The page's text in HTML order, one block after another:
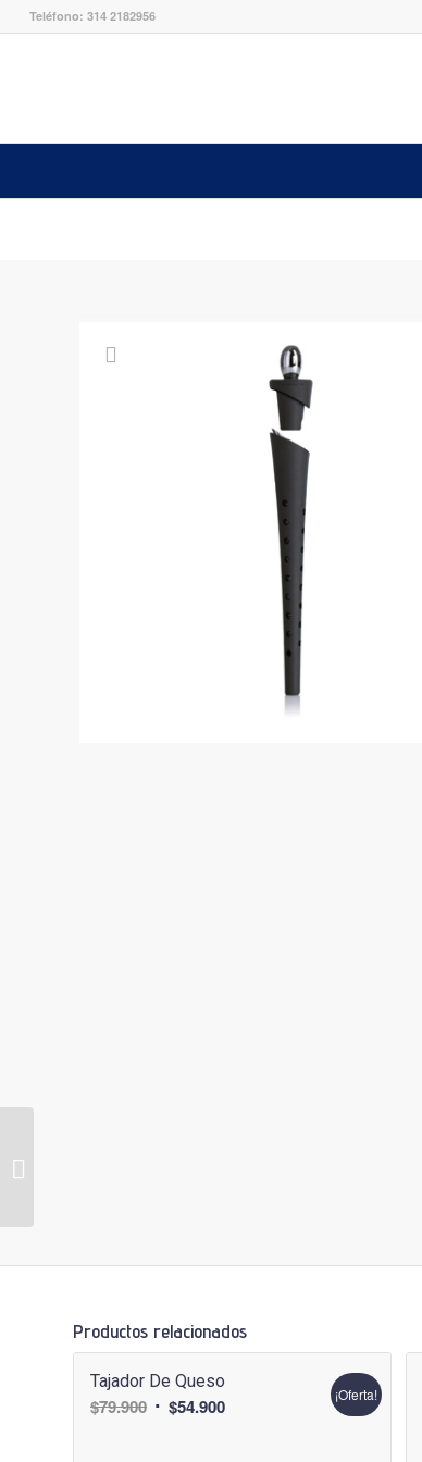
Teléfono: 314 2182956
Productos relacionados
Tajador De Queso
$79.900 El $54.900El
¡Oferta!